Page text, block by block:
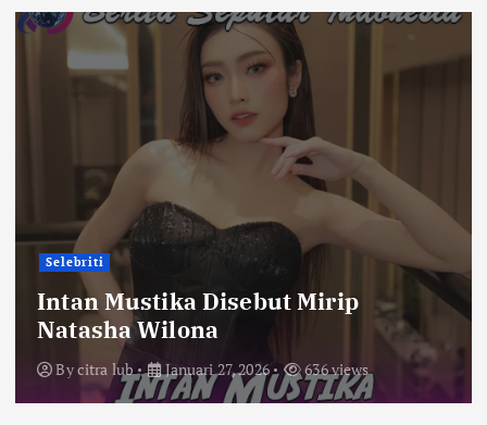
Selebriti
Intan Mustika Disebut Mirip
Natasha Wilona
Bycitra lub Januari 27, 2026 636 views